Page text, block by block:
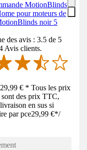
MotionBlinds
pour moteurs de
noir 5
des avis : 3.5 de 5
Avis clients.
€ * Tous les prix
des prix TTC,
en sus si
par pce29,99 €*/